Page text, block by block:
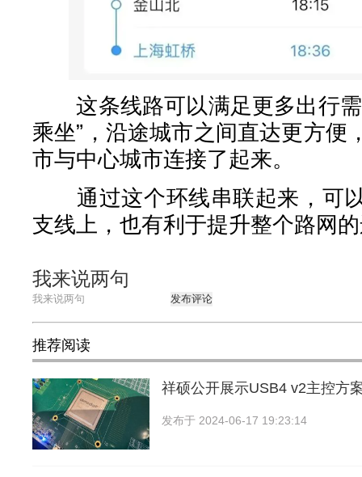
这条线路可以满足更多出行需
乘坐”，沿途城市之间直达更方便
市与中心城市连接了起来。
通过这个环线串联起来，可
支线上，也有利于提升整个路网
我来说两句
发布评论
推荐阅读
祥硕公开展示USB4 v2主控方
发布于 2024-06-17 19:23:14